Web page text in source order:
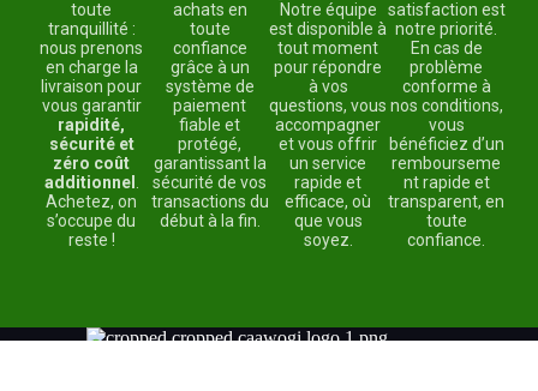
toute
tranquillité :
nous prenons
en charge la
livraison pour
vous garantir
rapidité,
sécurité et
zéro coût
additionnel .
Achetez, on
s’occupe du
reste !
achats en
toute
confiance
grâce à un
système de
paiement
fiable et
protégé,
garantissant la
sécurité de vos
transactions du
début à la fin.
Notre équipe
est disponible à
tout moment
pour répondre
à vos
questions, vous
accompagner
et vous offrir
un service
rapide et
efficace, où
que vous
soyez.
satisfaction est
notre priorité.
En cas de
problème
conforme à
nos conditions,
vous
bénéficiez d’un
rembourseme
nt rapide et
transparent, en
toute
confiance.